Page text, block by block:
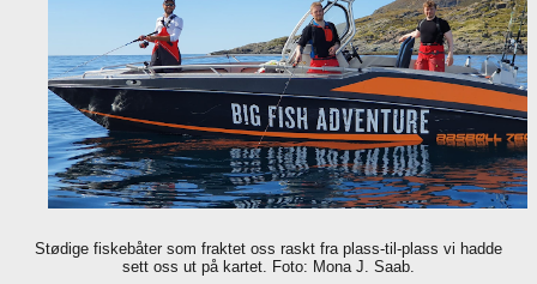
Stødige fiskebåter som fraktet oss raskt fra plass-til-plass vi hadde
sett oss ut på kartet. Foto: Mona J. Saab.